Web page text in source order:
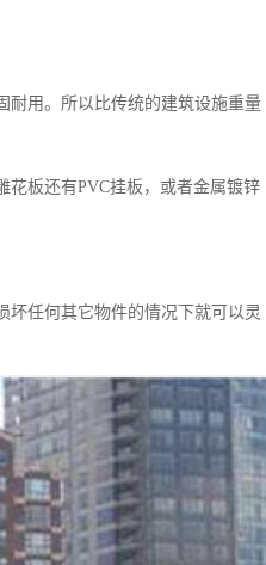
耐用。所以比传统的建筑设施重量
花板还有PVC挂板，或者金属镀锌
坏任何其它物件的情况下就可以灵